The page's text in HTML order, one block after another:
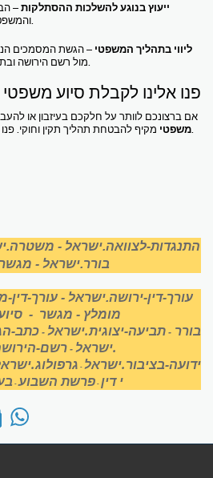
ייעוץ בנוגע להשלכות ההסתלקות–
והמשפטיות של ויתור על הירושה.
ליווי בתהליך המשפטי – הגשת המסמכים
מול רשם הירושה ובתי המשפט במקרה הצורך.
פנו אלינו לקבלת סיוע
אם ברצונכם לוותר על חלקכם בעיזבון או
משפטימקיף להבטחת תהליך תקין וחוקי. פנו אלינו לייעוץ וליווי משפטי מקצועי.
התנגדות-לצוואה.ישראל -
בורר.ישראל -
עורך-דין-ירושה.ישראל - עורך-
מומלץ - מגשר -
בורר - תביעה-יצוגית.ישראל - כתב-
.ישראל -רשם-
ידועה-בציבור.ישראל -
י דין - פרשת השבוע-